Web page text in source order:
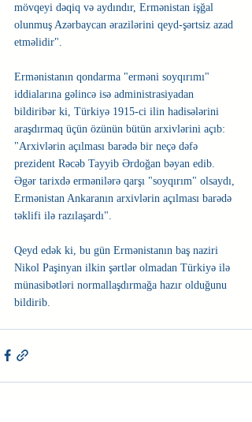
mövqeyi dəqiq və aydındır, Ermənistan işğal
olunmuş Azərbaycan ərazilərini qeyd-şərtsiz azad
etməlidir".
Ermənistanın qondarma "erməni soyqırımı"
iddialarına gəlincə isə administrasiyadan
bildiribər ki, Türkiyə 1915-ci ilin hadisələrini
araşdırmaq üçün özünün bütün arxivlərini açıb:
"Arxivlərin açılması barədə bir neçə dəfə
prezident Rəcəb Tayyib Ərdoğan bəyan edib.
Əgər tarixdə ermənilərə qarşı "soyqırım" olsaydı,
Ermənistan Ankaranın arxivlərin açılması barədə
təklifi ilə razılaşardı".
Qeyd edək ki, bu gün Ermənistanın baş naziri
Nikol Paşinyan ilkin şərtlər olmadan Türkiyə ilə
münasibətləri normallaşdırmağa hazır olduğunu
bildirib.